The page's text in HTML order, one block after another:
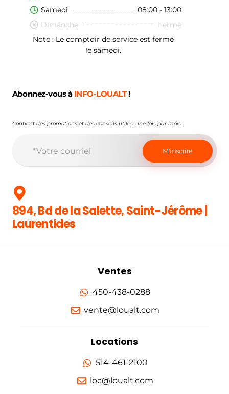
Samedi
08:00 - 13:00
Dimanche
Fermé
Note : Le comptoir de service est fermé
le samedi.
Abonnez-vous à INFO-LOUALT!
Contient des promotions et des conseils utiles, une fois par mois.
894, Bd de la Salette, Saint-Jérôme |
Laurentides
Ventes
450-438-0288
vente@loualt.com
Locations
514-461-2100
loc@loualt.com